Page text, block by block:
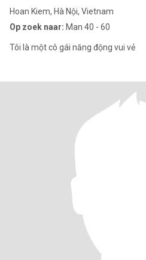
Hoan Kiem, Hà Nội, Vietnam
Op zoek naar: Man 40 - 60
Tôi là một cô gái năng động vui vẻ